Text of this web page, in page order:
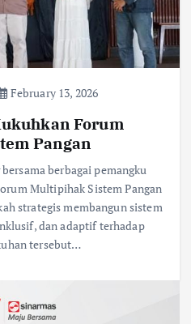
February 13, 2026
Forum
Pangan
berbagai pemangku
Multipihak Sistem Pangan
strategis membangun sistem
dan adaptif terhadap
tersebut…